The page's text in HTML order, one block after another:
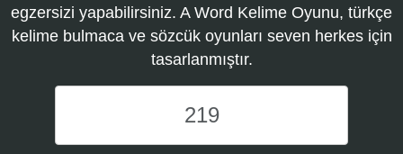
egzersizi yapabilirsiniz. A Word Kelime Oyunu, türkçe
kelime bulmaca ve sözcük oyunları seven herkes için
tasarlanmıştır.
Word
Kelime